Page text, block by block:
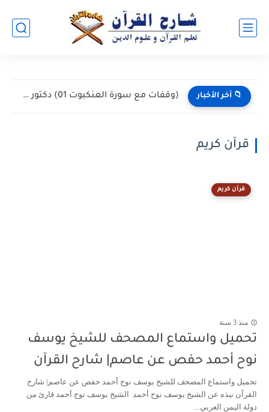
📁 آخر الأخبار (وقفات مع سورة العنكبوت 01) دكتور حازم شومان، الإثنين 10-08-2015
قرآن كريم
قرآن كريم
منذ 3 سنة
تحميل واستماع المصحف للشيخ يوسف
نوح أحمد حفص عن عاصم| شارح القرآن
تحميل واستماع المصحف للشيخ يوسف نوح أحمد حفص عن عاصم| شارح
القرآن نبذه عن الشيخ يوسف نوح أحمد الشيخ يوسف نوح أحمد قارئ من
دولة اليمن العربي...